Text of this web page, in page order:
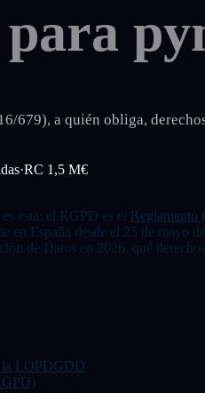
679), a quién obliga,
·RC 1,5 M€
esta: el RGPD es el Reglamento
en España desde el 25 de mayo
de Datos en 2026, qué
la LOPDGDD